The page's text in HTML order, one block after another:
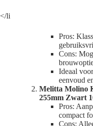
</li
Pros:
Cons:
Ideaal
eenvoud
Melitta Molino
255mm Zwart
Pros:
compact
Cons: